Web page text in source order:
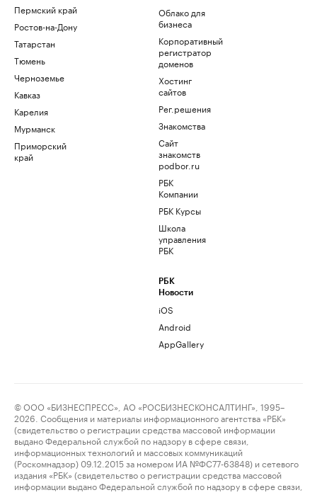
Пермский край
Ростов-на-Дону
Татарстан
Тюмень
Черноземье
Кавказ
Карелия
Мурманск
Приморский
край
Облако для
бизнеса
Корпоративный
регистратор
доменов
Хостинг
сайтов
Рег.решения
Знакомства
Сайт
знакомств
podbor.ru
РБК
Компании
РБК Курсы
Школа
управления
РБК
РБК
Новости
iOS
Android
AppGallery
© ООО «БИЗНЕСПРЕСС», АО «РОСБИЗНЕСКОНСАЛТИНГ», 1995–
2026. Сообщения и материалы информационного агентства «РБК»
(свидетельство о регистрации средства массовой информации
выдано Федеральной службой по надзору в сфере связи,
информационных технологий и массовых коммуникаций
(Роскомнадзор) 09.12.2015 за номером ИА №ФС77-63848) и сетевого
издания «РБК» (свидетельство о регистрации средства массовой
информации выдано Федеральной службой по надзору в сфере связи,